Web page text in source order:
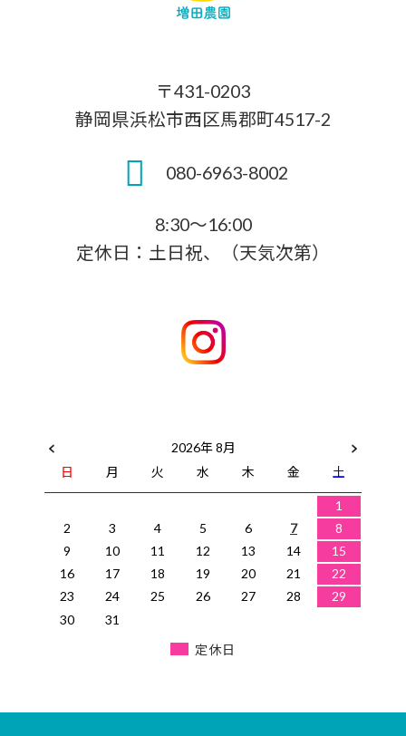
〒431-0203
静岡県浜松市西区馬郡町4517-2
080-6963-8002
8:30～16:00
定休日：土日祝、（天気次第）
2026年 8月
日
月 火 水 木 金 土
1
2
3 4 5 6 7
8
9
10 11 12 13 14
15
16
17 18 19 20 21
22
23
24 25 26 27 28
29
30
31
定休日